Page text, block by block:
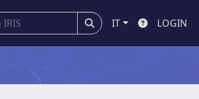
IT LOGIN